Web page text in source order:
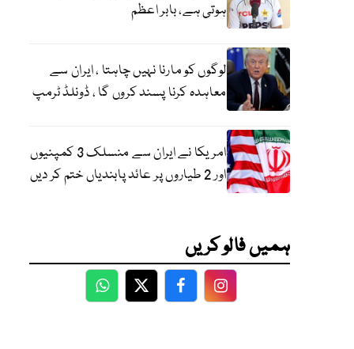
ہوتی ہے، بابر اعظم
لوگوں کو مارنا نہیں چاہتا ، ایران سے
معاہدہ کرنا پسند کروں گا ، ڈونلڈ ٹرمپ
امریکا نے ایران سے منسلک 3 کمپنیوں
اور 2 طیاروں پر عائد پابندیاں ختم کر دیں
ہمیں فالو کریں
WhatsApp
TwitterFacebookFacebook